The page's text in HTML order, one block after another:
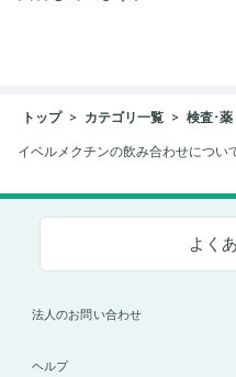
トップ カテゴリ一覧 検査･薬
イベルメクチンの飲み合わせについ
よく
法人のお問い合わせ
ヘルプ